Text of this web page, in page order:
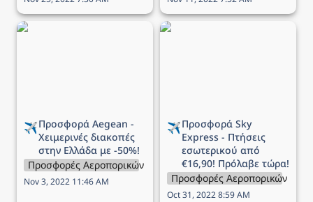
Προσφορά Aegean -
✈️
Χειμερινές διακοπές
στην Ελλάδα με -50%!
Προσφορές Αεροπορικών Εταιρειών
Nov 3, 2022 11:46 AM
Προσφορά Sky Express -
✈️Προσφορά Sky
Express - Πτήσεις
εσωτερικού από
€16,90! Πρόλαβε τώρα!
Προσφορές Αεροπορικών
Oct 31, 2022 8:59 AM